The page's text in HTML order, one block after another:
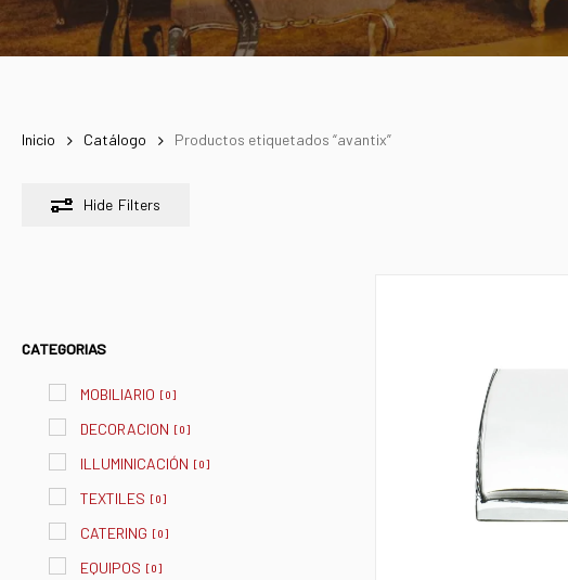
Inicio Catálogo Productos etiquetados “avantix”
Hide Filters
CATEGORIAS
MOBILIARIO [0]
DECORACION [0]
ILLUMINICACIÓN [0]
TEXTILES [0]
CATERING [0]
EQUIPOS [0]